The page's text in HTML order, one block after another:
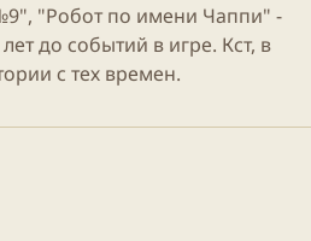
"Робот по имени Чаппи" -
до событий в игре. Кст, в
с тех времен.​